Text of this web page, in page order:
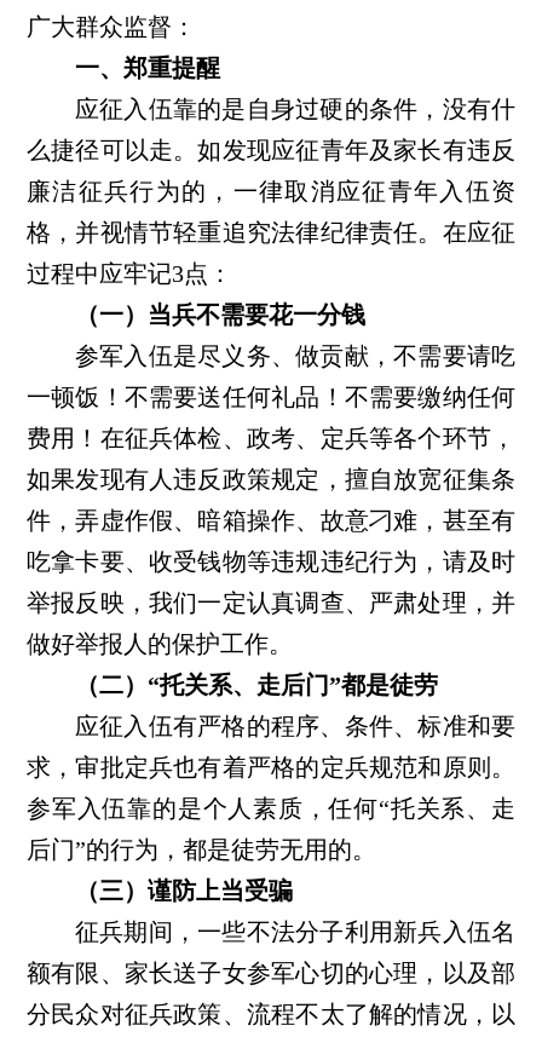
广大群众监督：
一、郑重提醒
应征入伍靠的是自身过硬的条件，没有什
么捷径可以走。如发现应征青年及家长有违反
廉洁征兵行为的，一律取消应征青年入伍资
格，并视情节轻重追究法律纪律责任。在应征
过程中应牢记3点：
（一）当兵不需要花一分钱
参军入伍是尽义务、做贡献，不需要请吃
一顿饭！不需要送任何礼品！不需要缴纳任何
费用！在征兵体检、政考、定兵等各个环节，
如果发现有人违反政策规定，擅自放宽征集条
件，弄虚作假、暗箱操作、故意刁难，甚至有
吃拿卡要、收受钱物等违规违纪行为，请及时
举报反映，我们一定认真调查、严肃处理，并
做好举报人的保护工作。
（二）“托关系、走后门”都是徒劳
应征入伍有严格的程序、条件、标准和要
求，审批定兵也有着严格的定兵规范和原则。
参军入伍靠的是个人素质，任何“托关系、走
后门”的行为，都是徒劳无用的。
（三）谨防上当受骗
征兵期间，一些不法分子利用新兵入伍名
额有限、家长送子女参军心切的心理，以及部
分民众对征兵政策、流程不太了解的情况，以